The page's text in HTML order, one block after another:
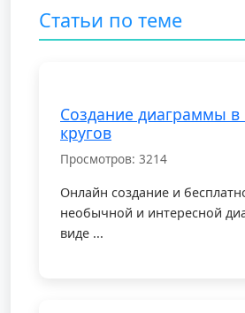
Статьи по теме
Создание диаграммы в
кругов
Просмотров: 3214
Онлайн создание и
необычной и интересной
виде ...